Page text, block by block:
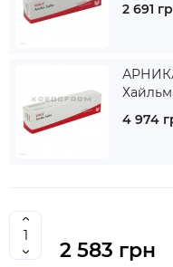
2 691
АРНИКА
4 974
2 583 грн